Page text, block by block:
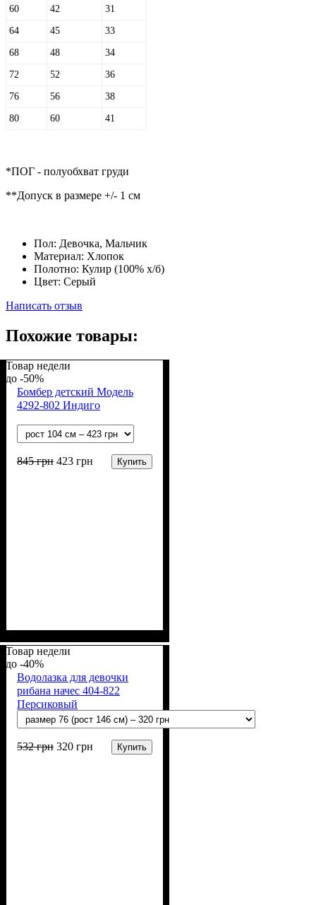
60 42 31
64 45 33
68 48 34
72 52 36
76 56 38
80 60 41
*ПОГ - полуобхват груди
**Допуск в размере +/- 1 см
Пол: Девочка, Мальчик
Материал: Хлопок
Полотно: Кулир (100% х/б)
Цвет: Серый
Написать отзыв
Похожие товары:
Товар недели
-50%
Бомбер детский Модель
4292-802 Индиго
845грн 423 грн Купить
Полиэстер
хлопок, 35% п/э)
Товар недели
-40%
Водолазка для девочки
рибана начес 404-822
Персиковый
532грн 320 грн Купить